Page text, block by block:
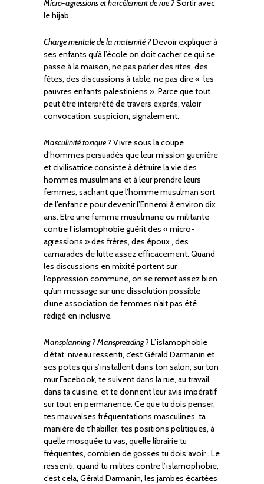
Micro-agressions et harcèlement de rue ?Sortir avec
le hijab .
Charge mentale de la maternité ?Devoir expliquer à
ses enfants qu’à l’école on doit cacher ce qui se
passe à la maison, ne pas parler des rites, des
fêtes, des discussions à table, ne pas dire « les
pauvres enfants palestiniens ». Parce que tout
peut être interprété de travers exprès, valoir
convocation, suspicion, signalement.
Masculinité toxique? Vivre sous la coupe
d’hommes persuadés que leur mission guerrière
et civilisatrice consiste à détruire la vie des
hommes musulmans et à leur prendre leurs
femmes, sachant que l’homme musulman sort
de l’enfance pour devenir l’Ennemi à environ dix
ans. Etre une femme musulmane ou militante
contre l’islamophobie guérit des « micro-
agressions » des frères, des époux , des
camarades de lutte assez efficacement. Quand
les discussions en mixité portent sur
l’oppression commune, on se remet assez bien
qu’un message sur une dissolution possible
d’une association de femmes n’ait pas été
rédigé en inclusive.
Mansplanning ? Manspreading? L’islamophobie
d’état, niveau ressenti, c’est Gérald Darmanin et
ses potes qui s’installent dans ton salon, sur ton
mur Facebook, te suivent dans la rue, au travail,
dans ta cuisine, et te donnent leur avis impératif
sur tout en permanence. Ce que tu dois penser,
tes mauvaises fréquentations masculines, ta
manière de t’habiller, tes positions politiques, à
quelle mosquée tu vas, quelle librairie tu
fréquentes, combien de gosses tu dois avoir . Le
ressenti, quand tu milites contre l’islamophobie,
c’est cela, Gérald Darmanin, les jambes écartées